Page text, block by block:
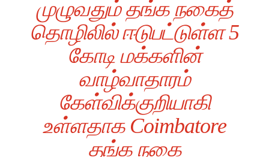
முழுவதும் தங்க நகைத்
தொழிலில் ஈடுபட்டுள்ள 5
கோடி மக்களின்
வாழ்வாதாரம்
கேள்விக்குறியாகி
உள்ளதாக Coimbatore
தங்க நகை